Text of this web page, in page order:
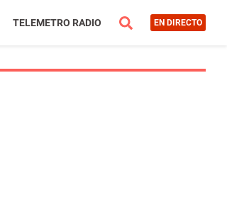
TELEMETRO RADIO EN DIRECTO